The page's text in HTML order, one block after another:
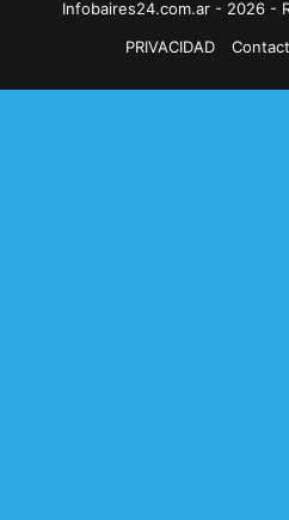
Infobaires24.com.ar - 2026 -
PRIVACIDAD